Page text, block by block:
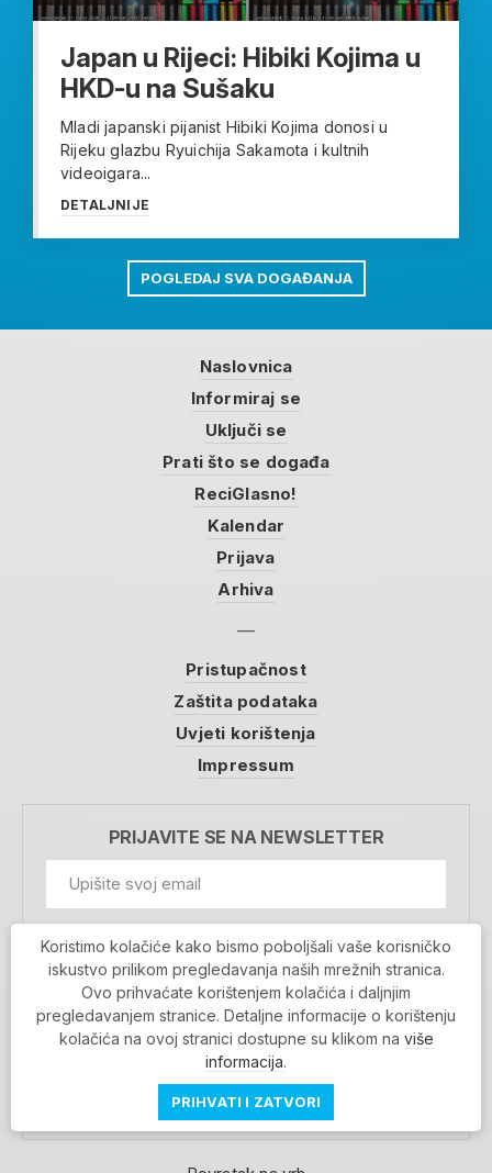
Japan u Rijeci: Hibiki Kojima u
HKD-u na Sušaku
Mladi japanski pijanist Hibiki Kojima donosi u
Rijeku glazbu Ryuichija Sakamota i kultnih
videoigara...
DETALJNIJE
POGLEDAJ SVA DOGAĐANJA
Naslovnica
Informiraj se
Uključi se
Prati što se događa
ReciGlasno!
Kalendar
Prijava
Arhiva
Pristupačnost
Zaštita podataka
Uvjeti korištenja
Impressum
PRIJAVITE SE NA NEWSLETTER
Prihvaćam da se moji podaci spremaju u bazu
podataka i koriste u svrhu slanja MojaRijeka
newslettera
MOJARIJEKA NEWSLETTER
PRIJAVI SE
Koristimo kolačiće kako bismo poboljšali vaše korisničko
iskustvo prilikom pregledavanja naših mrežnih stranica.
Ovo prihvaćate korištenjem kolačića i daljnjim
pregledavanjem stranice. Detaljne informacije o korištenju
kolačića na ovoj stranici dostupne su klikom na više
informacija.
PRIHVATI I ZATVORI